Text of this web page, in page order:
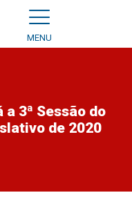
MENU
3ª Sessão do
de 2020